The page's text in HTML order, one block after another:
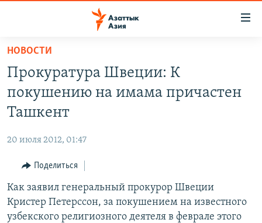
Вернуться
основному
содержанию
Вернутся
главной
Вернутся
поиску
КАЗАХСТАН
ТАДЖИКИСТАН
НОВОСТИ
ВОЙНА В УКРАИНЕ
КЫРГЫЗЧА
ЎЗБЕКЧА
ТОҶИКӢ
Все сайты РСЕ/РС
НОВОСТИ
Прокуратура Швеции: К
покушению на имама причастен
Ташкент
20 июля 2012, 01:47
Поделиться
Как заявил генеральный прокурор Швеции
Кристер Петерссон, за покушением на известного
узбекского религиозного деятеля в феврале этого